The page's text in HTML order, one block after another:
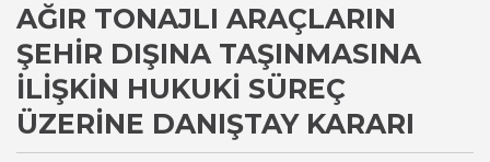
AĞIR TONAJLI ARAÇLARIN
ŞEHIR DIŞINA TAŞINMASINA
İLIŞKIN HUKUKI SÜREÇ
ÜZERINE DANIŞTAY KARARI